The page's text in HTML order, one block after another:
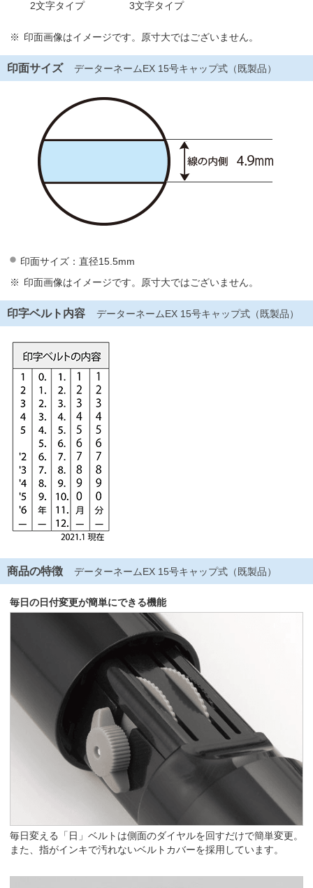
2文字タイプ 3文字タイプ
印面画像はイメージです。原寸大ではございません。
印面サイズ データーネームEX 15号キャップ式（既製品）
印面サイズ：直径15.5mm
印面画像はイメージです。原寸大ではございません。
印字ベルト内容 データーネームEX 15号キャップ式（既製品）
商品の特徴 データーネームEX 15号キャップ式（既製品）
毎日の日付変更が簡単にできる機能
毎日変える「日」ベルトは側面のダイヤルを回すだけで簡単変更。
また、指がインキで汚れないベルトカバーを採用しています。